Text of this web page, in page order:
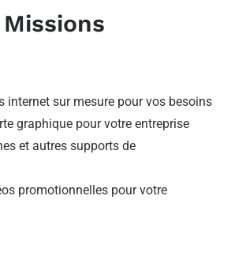
Missions
internet sur mesure pour vos besoins
graphique pour votre entreprise
et autres supports de
promotionnelles pour votre